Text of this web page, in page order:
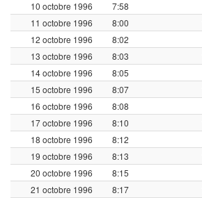
10 octobre 1996 7:58
11 octobre 1996
8:00
12 octobre 1996
8:02
13 octobre 1996
8:03
14 octobre 1996
8:05
15 octobre 1996
8:07
16 octobre 1996
8:08
17 octobre 1996
8:10
18 octobre 1996
8:12
19 octobre 1996
8:13
20 octobre 1996
8:15
21 octobre 1996
8:17